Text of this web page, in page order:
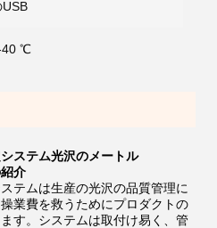
USB
40 ℃
ステム光沢のメートル
介
テムは生産の光沢の品質管理に
業費を救うためにプロダクトの
す。システムは取付け易く、管